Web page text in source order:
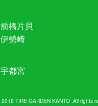
橋片貝
勢崎
都宮
TIRE GARDEN KANTO .All rights